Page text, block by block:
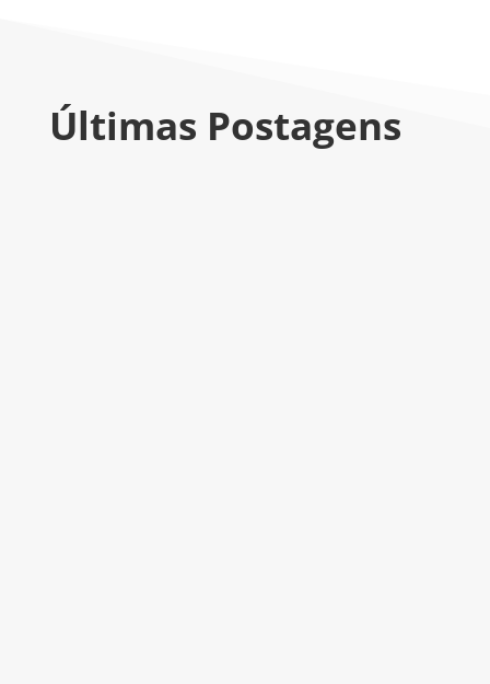
Últimas Postagens